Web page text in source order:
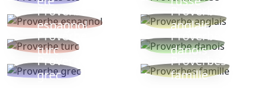
Proverbe
espagnol
Proverbe
anglais
Proverbe
turc
Proverbe
danois
Proverbe
grec
Proverbes
famille